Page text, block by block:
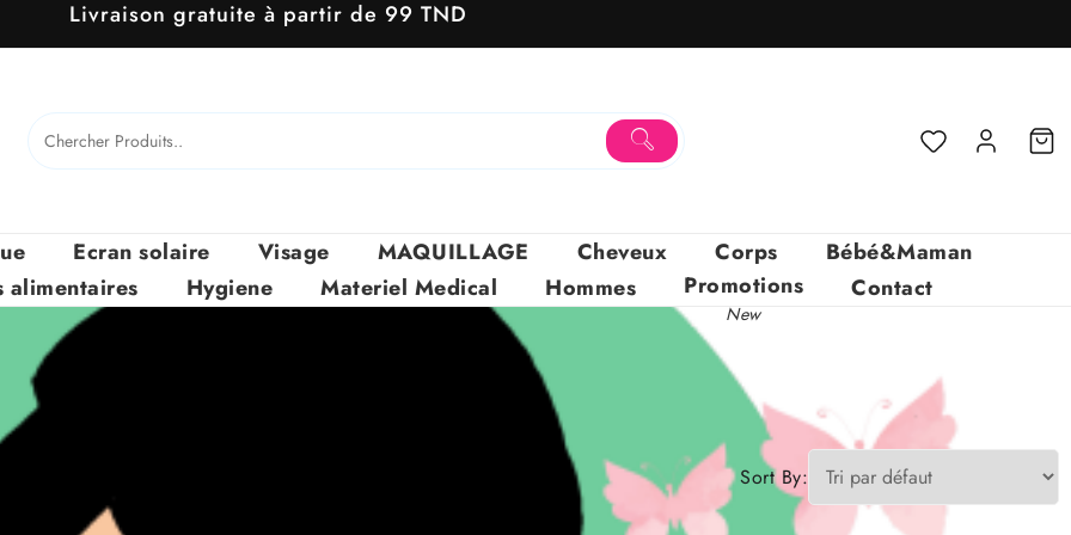
Livraison gratuite à partir de 99 TND
Ecran solaire Visage MAQUILLAGE Cheveux Corps
Bébé&Maman
alimentaires
Hygiene Materiel Medical Hommes Promotions
New
Contact
Sort By: